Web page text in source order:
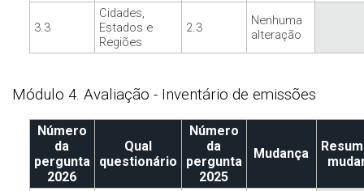
3.3
Cidades,
Estados e
Regiões
2.3
Nenhuma
alteração
Módulo 4. Avaliação - Inventário de emissões
Número
da
pergunta
2026
Qual
questionário
Número
da
pergunta
2025
Mudança